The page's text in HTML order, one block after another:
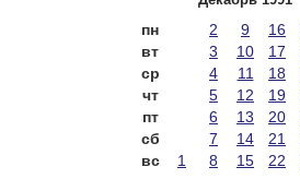
пн 2 9 16
вт
3 10 17
ср
4 11 18
чт
5 12 19
пт
6 13 20
сб
7 14 21
вс
1 8 15 22